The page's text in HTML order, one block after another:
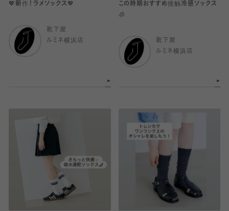
💖新作！ラメソックス💖
靴下屋
ルミネ横浜店
この時期おすすめ接触冷感ソックス
🧊
靴下屋
ルミネ横浜店